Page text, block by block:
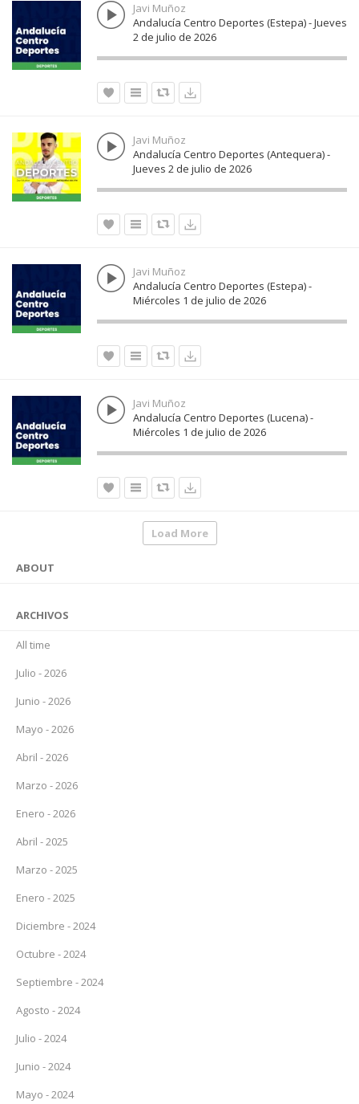
Javi Muñoz
Andalucía Centro Deportes (Estepa) - Jueves
2 de julio de 2026
Javi Muñoz
Andalucía Centro Deportes (Antequera) -
Jueves 2 de julio de 2026
Javi Muñoz
Andalucía Centro Deportes (Estepa) -
Miércoles 1 de julio de 2026
Javi Muñoz
Andalucía Centro Deportes (Lucena) -
Miércoles 1 de julio de 2026
Load More
ABOUT
ARCHIVOS
All time
Julio - 2026
Junio - 2026
Mayo - 2026
Abril - 2026
Marzo - 2026
Enero - 2026
Abril - 2025
Marzo - 2025
Enero - 2025
Diciembre - 2024
Octubre - 2024
Septiembre - 2024
Agosto - 2024
Julio - 2024
Junio - 2024
Mayo - 2024